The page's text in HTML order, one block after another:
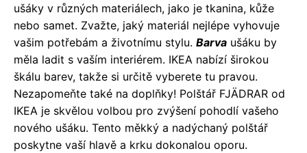
ušáky v různých materiálech, jako je tkanina, kůže
nebo samet. Zvažte, jaký materiál nejlépe vyhovuje
vašim potřebám a životnímu stylu. Barva ušáku by
měla ladit s vaším interiérem. IKEA nabízí širokou
škálu barev, takže si určitě vyberete tu pravou.
Nezapomeňte také na doplňky! Polštář FJÄDRAR od
IKEA je skvělou volbou pro zvýšení pohodlí vašeho
nového ušáku. Tento měkký a nadýchaný polštář
poskytne vaší hlavě a krku dokonalou oporu.